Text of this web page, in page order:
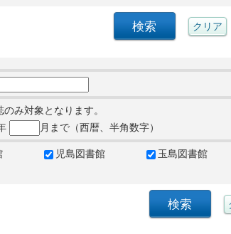
み対象となります。
月まで（西暦、半角数字）
児島図書館 玉島図書館